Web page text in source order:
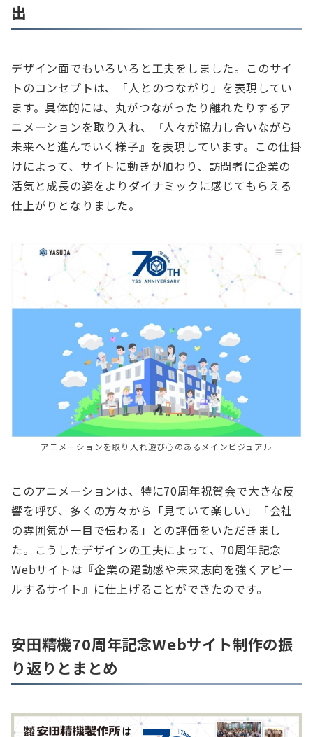
出
デザイン面でもいろいろと工夫をしました。このサイ
トのコンセプトは、「人とのつながり」を表現してい
ます。具体的には、丸がつながったり離れたりするア
ニメーションを取り入れ、『人々が協力し合いながら
未来へと進んでいく様子』を表現しています。この仕掛
けによって、サイトに動きが加わり、訪問者に企業の
活気と成長の姿をよりダイナミックに感じてもらえる
仕上がりとなりました。
アニメーションを取り入れ遊び心のあるメインビジュアル
このアニメーションは、特に70周年祝賀会で大きな反
響を呼び、多くの方々から「見ていて楽しい」「会社
の雰囲気が一目で伝わる」との評価をいただきまし
た。こうしたデザインの工夫によって、70周年記念
Webサイトは『企業の躍動感や未来志向を強くアピー
ルするサイト』に仕上げることができたのです。
安田精機70周年記念Webサイト制作の振
り返りとまとめ